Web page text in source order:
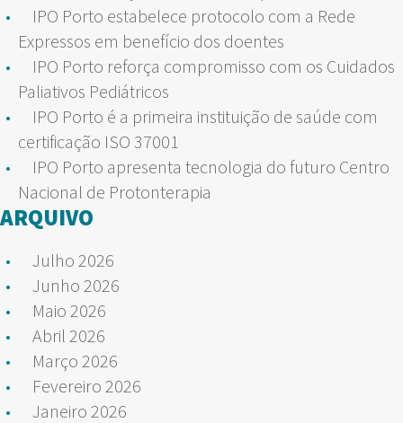
IPO Porto estabelece protocolo com a Rede
Expressos em benefício dos doentes
IPO Porto reforça compromisso com os Cuidados
Paliativos Pediátricos
IPO Porto é a primeira instituição de saúde com
certificação ISO 37001
IPO Porto apresenta tecnologia do futuro Centro
Nacional de Protonterapia
ARQUIVO
Julho 2026
Junho 2026
Maio 2026
Abril 2026
Março 2026
Fevereiro 2026
Janeiro 2026